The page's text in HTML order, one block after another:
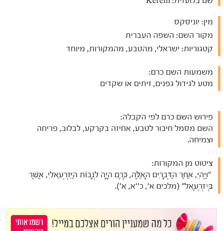
מין: יוניסקס
מקור השם: השפה העברית
קטגוריות: ישראלי, מהטבע, מהמקורות, מיוחד
משמעות השם כרם:
מטע לגידול גפנים, זיתים או שקדים
פירוש השם כרם לפי הקבלה:
השם מסמל חיבור לטבע, אחיזה בקרקע, לבלוב, פריחה
וצמיחה.
ציטוט מן המקורות:
"וַיְהִי, אַחַר הַדְּבָרִים הָאֵלֶּה, כֶּרֶם הָיָה לְנָבוֹת הַיִּזְרְעֵאלִי, אֲשֶׁר
בְּיִזְרְעֶאל" (מלכים א', כ''א, א').